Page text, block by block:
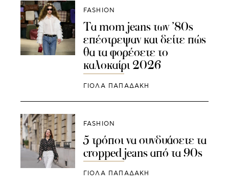
FASHION
Τα mom jeans των ’80s
επέστρεψαν και δείτε πώς
θα τα φορέσετε το
καλοκαίρι 2026
ΓΙΌΛΑ ΠΑΠΑΔΆΚΗ
FASHION
5 τρόποι να συνδυάσετε τα
cropped jeans από τα 90s
ΓΙΌΛΑ ΠΑΠΑΔΆΚΗ